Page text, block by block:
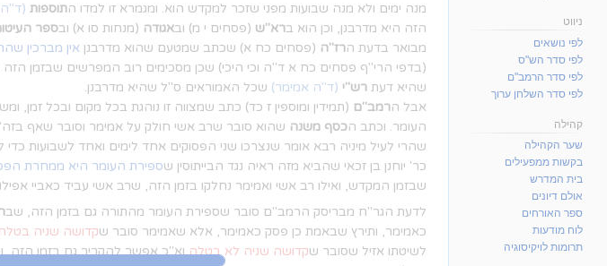
מנה ימים ולא מנה שבועות מפני שזכר למקדש הוא. ומגמרא זו למדו התוספות (ד"ה
הזה היא מדרבנן, וכן הוא ברא"ש (פסחים י מ) ובאגודה (מנחות סו א) ובספר
מבואר בדעת הרז"ה (פסחים כח א) שכתב שמטעם שהוא מדרבנן אין מברכין
(בדפי הרי"ף פסחים כח א ד"ה וכי היכי) שכן מסכימים רוב המפרשים שבזמן הזה
שהיא דעת רש"י (ד"ה אמימר) שכל האמוראים ס"ל שהיא מדרבנן.
אבל הרמב"ם (תמידין ומוספין ז כד) כתב שמצווה זו נוהגת בכל מקום ובכל
העומר. וכתב הכסף משנה שהוא סובר שרב אשי חולק על אמימר וסובר שאף
שהרי לעיל מיניה רבא אומר שנצרכו שני הפסוקים אחד לימים ואחד לשבועות
כר' יוחנן בן זכאי שהביא מזה ראיה נגד הבייתוסין שספירת העומר היא ממחרת
שבזמן המקדש, ואילו רב אשי ואמימר נחלקו בזמן הזה, שרב אשי עביד כאביי
לדעת הגר"ח מבריסק הרמב"ם סובר שספירת העומר מהתורה גם בזמן הזה, שב
כאמימר, ותירץ שבאמת כן פסק כאמימר, אלא שאמימר סובר שקדושה שניה בטלה
לשיטתו אזיל שסובר שקדושה שניה לא בטלהוא"כ אפשר להקריב גם בזמן הזה,
ניווט
לפי נושאים
לפי סדר הש"ס
לפי סדר הרמב"ם
לפי סדר השלחן ערוך
קהילה
שער הקהילה
בקשות ממפעילים
בית המדרש
אולם דיונים
ספר האורחים
לוח מודעות
תרומות לויקיסוגיה